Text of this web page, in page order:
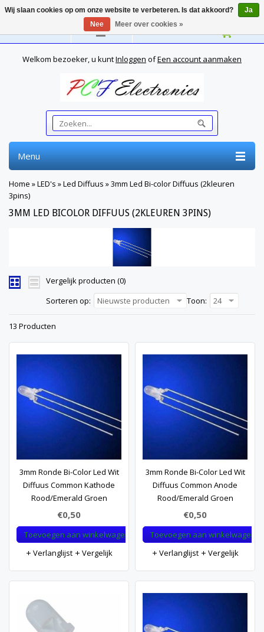
Nederlands
Welkom bezoeker, u kuntInloggen ofEen account aanmaken
Menu
Home »LED's »Led Diffuus »3mm Led Bi-color Diffuus (2kleuren
3pins)
3MM LED BICOLOR DIFFUUS (2KLEUREN 3PINS)
Vergelijk producten (0)
Sorteren op:
Nieuwste producten Toon: 24
13 Producten
3mm Ronde Bi-Color Led Wit
Diffuus Common Kathode
Rood/Emerald Groen
€0,50
Toevoegen aan winkelwagen
Verlanglijst
Vergelijk
3mm Ronde Bi-Color Led Wit
Diffuus Common Anode
Rood/Emerald Groen
€0,50
Toevoegen aan winkelwagen
Verlanglijst
Vergelijk
Wij slaan cookies op om onze website te verbeteren. Is dat akkoord?
Ja
Nee
Meer over cookies »